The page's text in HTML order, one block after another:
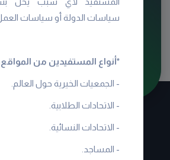
سياسات الدولة أو سياسات
*أنواع المستفيدين من
- الجمعيات الخيرية حول العالم.
- الاتحادات الطلابية.
- الاتحادات النسائية.
- المساجد.
تسجيل كمتطوع
التسجيل عن طريق